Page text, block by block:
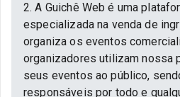
2. A Guichê Web é uma
especializada na venda de
organiza os eventos
organizadores utilizam nossa
seus eventos ao público,
responsáveis por todo e